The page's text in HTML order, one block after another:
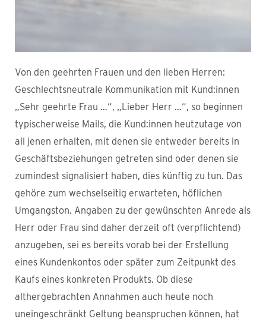
Von den geehrten Frauen und den lieben Herren:
Geschlechtsneutrale Kommunikation mit Kund:innen
„Sehr geehrte Frau …“, „Lieber Herr …“, so beginnen
typischerweise Mails, die Kund:innen heutzutage von
all jenen erhalten, mit denen sie entweder bereits in
Geschäftsbeziehungen getreten sind oder denen sie
zumindest signalisiert haben, dies künftig zu tun. Das
gehöre zum wechselseitig erwarteten, höflichen
Umgangston. Angaben zu der gewünschten Anrede als
Herr oder Frau sind daher derzeit oft (verpflichtend)
anzugeben, sei es bereits vorab bei der Erstellung
eines Kundenkontos oder später zum Zeitpunkt des
Kaufs eines konkreten Produkts. Ob diese
althergebrachten Annahmen auch heute noch
uneingeschränkt Geltung beanspruchen können, hat